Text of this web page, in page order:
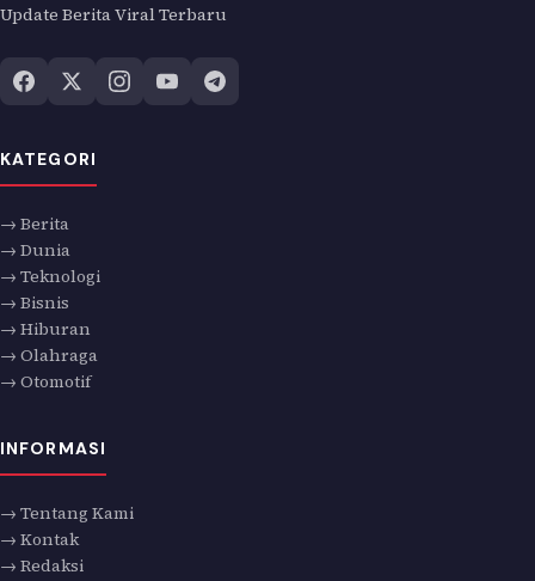
Update Berita Viral Terbaru
KATEGORI
→ Berita
→ Dunia
→ Teknologi
→ Bisnis
→ Hiburan
→ Olahraga
→ Otomotif
INFORMASI
→ Tentang Kami
→ Kontak
→ Redaksi